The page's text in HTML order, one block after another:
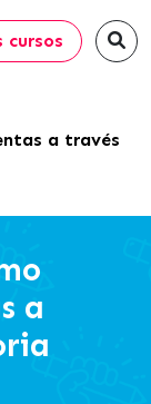
cursos
a través
a